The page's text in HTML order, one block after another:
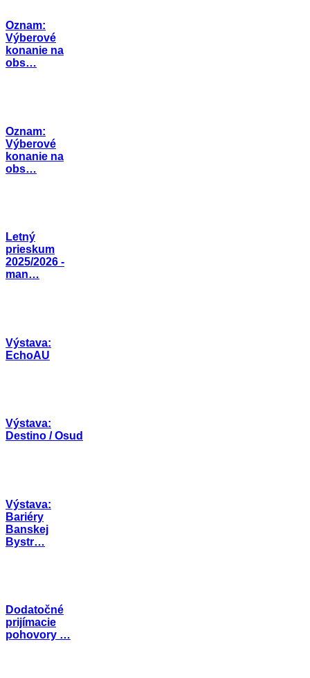
Oznam:
Výberové
konanie na
obs…
Oznam:
Výberové
konanie na
obs…
Letný
prieskum
2025/2026 -
man…
Výstava:
EchoAU
Výstava:
Destino / Osud
Výstava:
Bariéry
Banskej
Bystr…
Dodatočné
prijímacie
pohovory …